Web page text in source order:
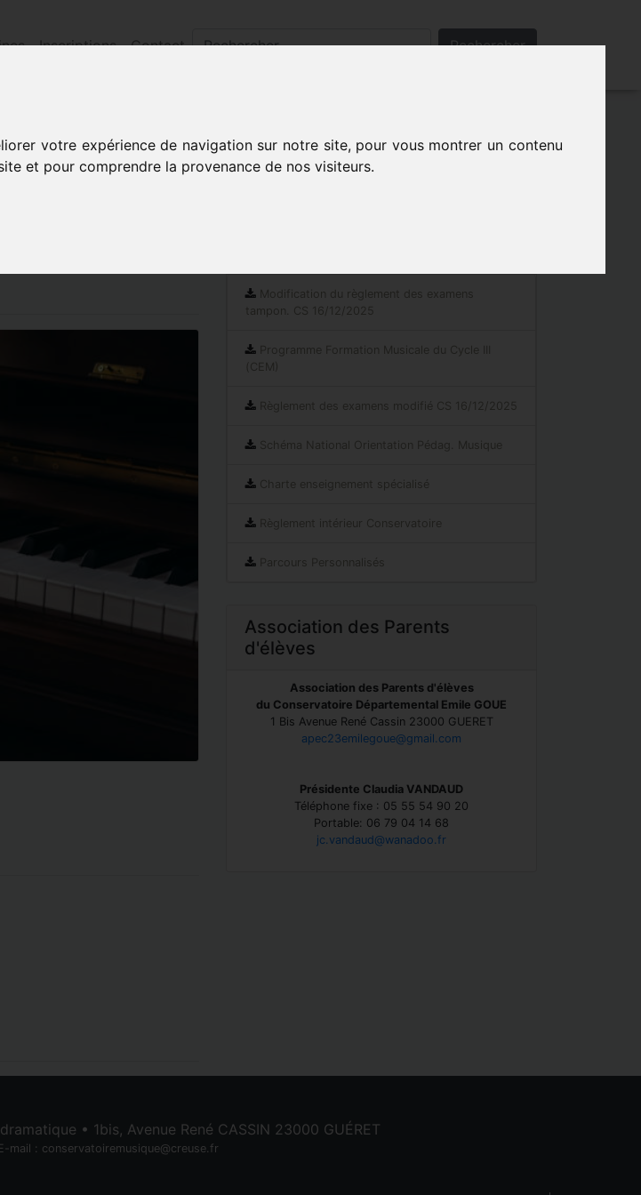
votre expérience de navigation sur notre site, pour vous montrer un contenu
et pour comprendre la provenance de nos visiteurs.
Inscriptions Contact Rechercher
Modification du règlement des examens
tampon. CS 16/12/2025
Programme Formation Musicale du Cycle III
(CEM)
Règlement des examens modifié CS 16/12/2025
Schéma National Orientation Pédag. Musique
Charte enseignement spécialisé
Règlement intérieur Conservatoire
Parcours Personnalisés
Association des Parents
d'élèves
Association des Parents d'élèves
du Conservatoire Départemental Emile GOUE
1 Bis Avenue René Cassin 23000 GUERET
apec23emilegoue@gmail.com
Présidente Claudia VANDAUD
Téléphone fixe : 05 55 54 90 20
Portable: 06 79 04 14 68
jc.vandaud@wanadoo.fr
• 1bis, Avenue René CASSIN 23000 GUÉRET
mail : conservatoiremusique@creuse.fr